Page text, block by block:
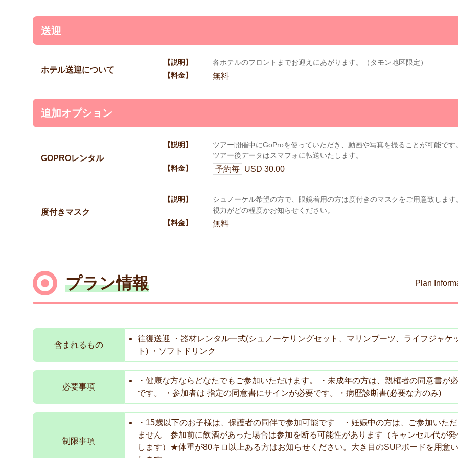
送迎
ホテル送迎について
【説明】
各ホテルのフロントまでお迎えにあがります。（タモン地区限定）
【料金】
無料
追加オプション
GOPROレンタル
【説明】
ツアー開催中にGoProを使っていただき、動画や写真を撮ることが可能です
ツアー後データはスマフォに転送いたします。
【料金】
予約毎 USD 30.00
度付きマスク
【説明】
シュノーケル希望の方で、眼鏡着用の方は度付きのマスクをご用意致します
視力がどの程度かお知らせください。
【料金】
無料
プラン情報 Plan
含まれるもの
往復送迎 ・器材レンタル一式(シュノーケリングセット、マリンブーツ、ライフジャケ
ト) ・ソフトドリンク
必要事項
・健康な方ならどなたでもご参加いただけます。 ・未成年の方は、親権者の同意書が
です。 ・参加者は 指定の同意書にサインが必要です。・病歴診断書(必要な方のみ)
制限事項
・15歳以下のお子様は、保護者の同伴で参加可能です ・妊娠中の方は、ご参加いた
ません 参加前に飲酒があった場合は参加を断る可能性があります（キャンセル代が発
します）★体重が80キロ以上ある方はお知らせください。大き目のSUPボードを用意